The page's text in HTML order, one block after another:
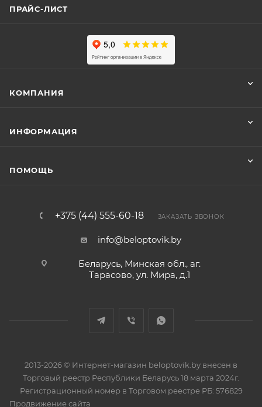
ПРАЙС-ЛИСТ
КОМПАНИЯ
ИНФОРМАЦИЯ
ПОМОЩЬ
+375 (44) 555-60-18 ЗАКАЗАТЬ ЗВОНОК
info@beloptovik.by
Беларусь, Минская обл., аг.
Тарасово, ул. Мира, д.1
2013-2026 © Интернет-магазин beloptovik.by внесен в
Торговый реестр Республики Беларусь 18 марта 2024г.
Регистрационный номер в Торговом реестре РБ: 576829
Продвижение сайта